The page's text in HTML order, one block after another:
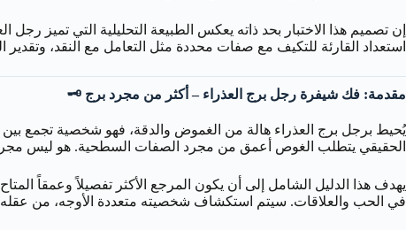
إن تصميم هذا الاختبار بحد ذاته يعكس الطبيعة التحليلية التي تميز
استعداد القارئة للتكيف مع صفات محددة مثل التعامل مع النقد،
مقدمة: فك شيفرة رجل برج العذراء – أكثر من مجرد برج 🗝️
يُحيط برجل برج العذراء هالة من الغموض والدقة، فهو شخصية تجمع بين
الحقيقي يتطلب الغوص أعمق من مجرد الصفات السطحية. هو ليس مجرد
يهدف هذا الدليل الشامل إلى أن يكون المرجع الأكثر تفصيلاً وعمقاً
في الحب والعلاقات. سيتم استكشاف شخصيته متعددة الأوجه، من عقله